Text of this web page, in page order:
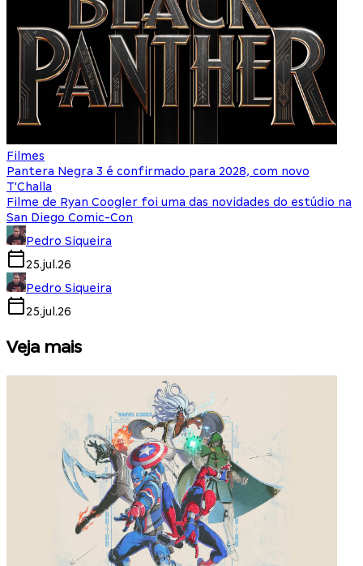
Filmes
Pantera Negra 3 é confirmado para 2028, com novo
T'Challa
Filme de Ryan Coogler foi uma das novidades do estúdio na
San Diego Comic-Con
Pedro Siqueira
25.jul.26
Pedro Siqueira
25.jul.26
Veja mais